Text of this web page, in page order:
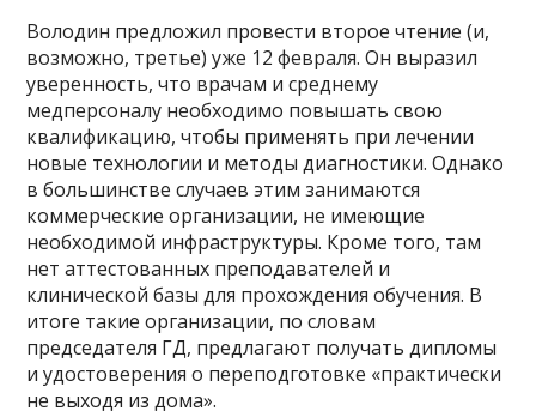
Володин предложил провести второе чтение (и,
возможно, третье) уже 12 февраля. Он выразил
уверенность, что врачам и среднему
медперсоналу необходимо повышать свою
квалификацию, чтобы применять при лечении
новые технологии и методы диагностики. Однако
в большинстве случаев этим занимаются
коммерческие организации, не имеющие
необходимой инфраструктуры. Кроме того, там
нет аттестованных преподавателей и
клинической базы для прохождения обучения. В
итоге такие организации, по словам
председателя ГД, предлагают получать дипломы
и удостоверения о переподготовке «практически
не выходя из дома».